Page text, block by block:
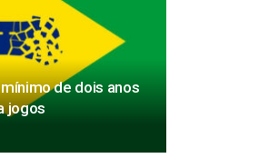
de dois anos
jogos